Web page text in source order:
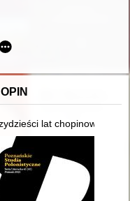
XIX-XX w. (do 1914 r.)
damom... Chopin i
lat chopinowskich